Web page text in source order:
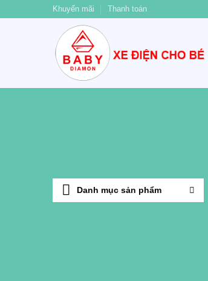
Khuyến mãi Thanh toán
Danh mục sản phẩm